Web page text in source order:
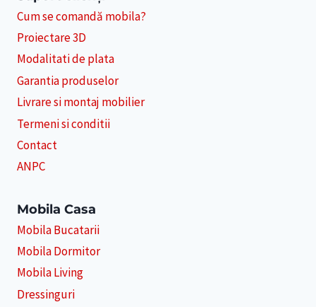
Cum se comandă mobila?
Proiectare 3D
Modalitati de plata
Garantia produselor
Livrare si montaj mobilier
Termeni si conditii
Contact
ANPC
Mobila Casa
Mobila Bucatarii
Mobila Dormitor
Mobila Living
Dressinguri